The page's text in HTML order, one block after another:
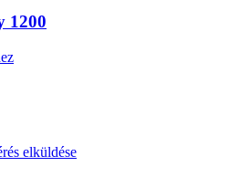
1200
elküldése